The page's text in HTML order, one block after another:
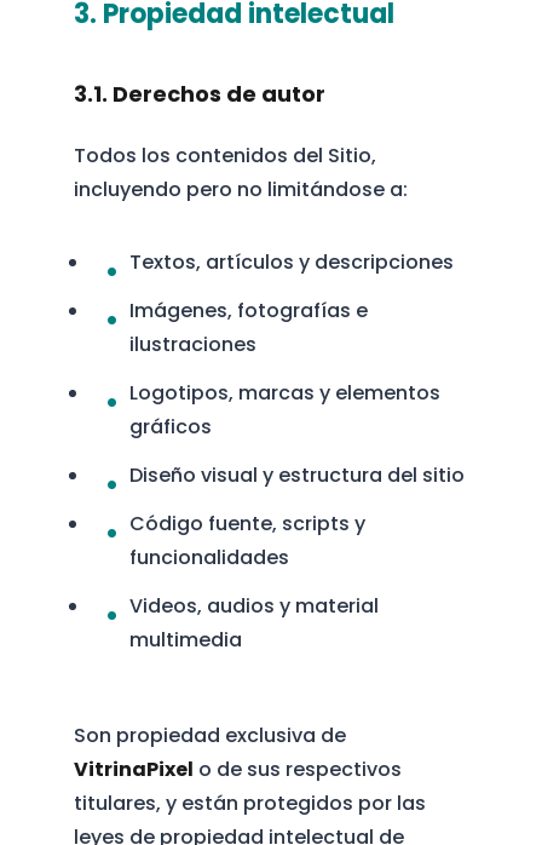
3. Propiedad intelectual
3.1. Derechos de autor
Todos los contenidos del Sitio,
incluyendo pero no limitándose a:
Textos, artículos y descripciones
Imágenes, fotografías e
ilustraciones
Logotipos, marcas y elementos
gráficos
Diseño visual y estructura del sitio
Código fuente, scripts y
funcionalidades
Videos, audios y material
multimedia
Son propiedad exclusiva de
VitrinaPixel o de sus respectivos
titulares, y están protegidos por las
leyes de propiedad intelectual de